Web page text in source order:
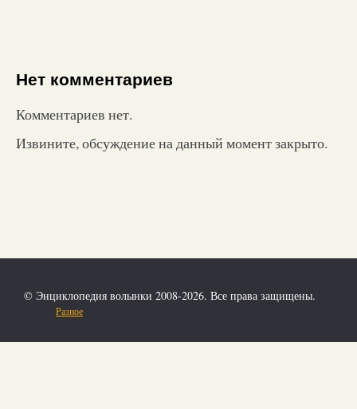
Нет комментариев
Комментариев нет.
Извините, обсуждение на данный момент закрыто.
© Энциклопедия волынки 2008-2026. Все права защищены.
Разное